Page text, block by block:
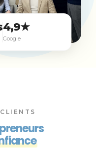
4,9★
Google